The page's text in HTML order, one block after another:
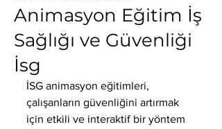
Animasyon Eğitim İş
Sağlığı ve Güvenliği
İsg
İSG animasyon eğitimleri,
çalışanların güvenliğini artırmak
için etkili ve interaktif bir yöntem